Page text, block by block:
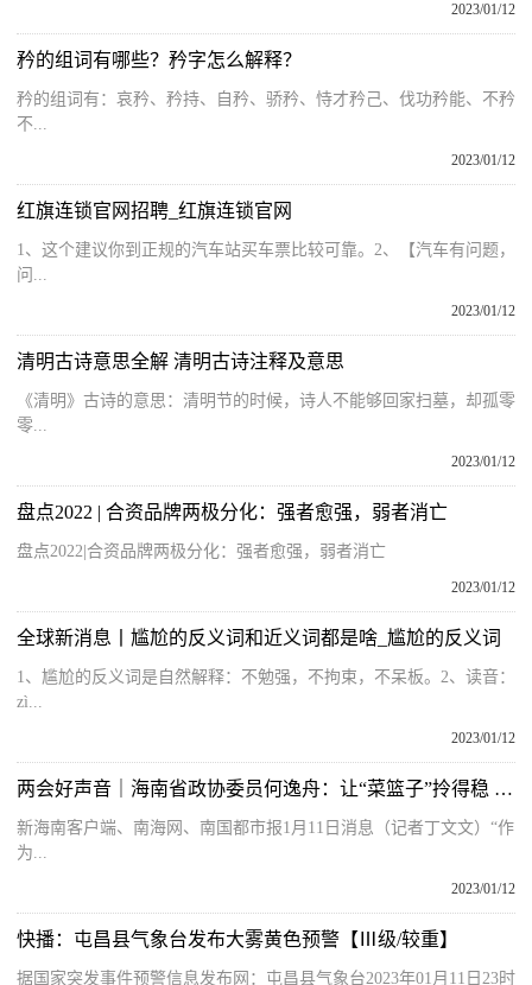
2023/01/12
矜的组词有哪些？矜字怎么解释？
矜的组词有：哀矜、矜持、自矜、骄矜、恃才矜己、伐功矜能、不矜
不...
2023/01/12
红旗连锁官网招聘_红旗连锁官网
1、这个建议你到正规的汽车站买车票比较可靠。2、【汽车有问题，
问...
2023/01/12
清明古诗意思全解 清明古诗注释及意思
《清明》古诗的意思：清明节的时候，诗人不能够回家扫墓，却孤零
零...
2023/01/12
盘点2022 | 合资品牌两极分化：强者愈强，弱者消亡
盘点2022|合资品牌两极分化：强者愈强，弱者消亡
2023/01/12
全球新消息丨尴尬的反义词和近义词都是啥_尴尬的反义词
1、尴尬的反义词是自然解释：不勉强，不拘束，不呆板。2、读音：
zì...
2023/01/12
两会好声音｜海南省政协委员何逸舟：让“菜篮子”拎得稳 以市场手段平抑菜价
新海南客户端、南海网、南国都市报1月11日消息（记者丁文文）“作
为...
2023/01/12
快播：屯昌县气象台发布大雾黄色预警【Ⅲ级/较重】
据国家突发事件预警信息发布网：屯昌县气象台2023年01月11日23时